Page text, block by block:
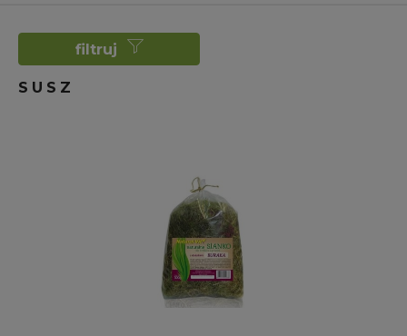
filtruj
SUSZ